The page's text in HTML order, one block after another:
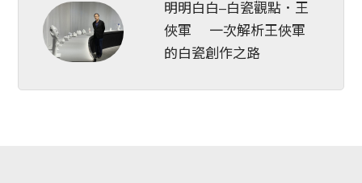
明明白白–白瓷觀點．王
俠軍 一次解析王俠軍
的白瓷創作之路